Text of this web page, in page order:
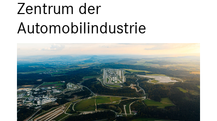
ANSPRECHPARTNER
Zentrum der
Automobilindustrie